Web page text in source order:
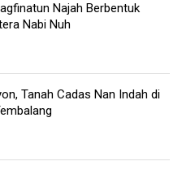
Najah Berbentuk
Nabi Nuh
Tanah Cadas Nan Indah di